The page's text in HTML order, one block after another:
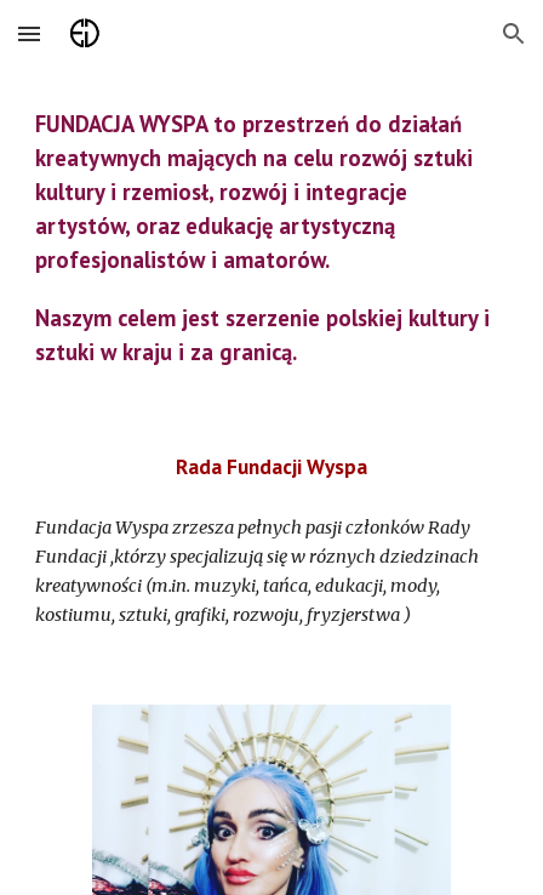
Skip to main content Skip to navigation
FUNDACJA WYSPA to przestrzeń do działań
kreatywnych mających na celu rozwój sztuki
kultury i rzemiosł, rozwój i integracje
artystów, oraz edukację artystyczną
profesjonalistów i amatorów.
Naszym celem jest szerzenie polskiej kultury i
sztuki w kraju i za granicą.
Rada Fundacji Wyspa
Fundacja Wyspa zrzesza pełnych pasji członków Rady
Fundacji ,którzy specjalizują się w róznych dziedzinach
kreatywności (m.in. muzyki, tańca, edukacji, mody,
kostiumu, sztuki, grafiki, rozwoju, fryzjerstwa )